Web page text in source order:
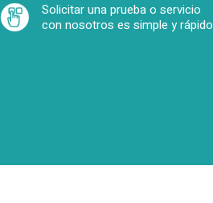
Solicitar una prueba o servicio
con nosotros es simple y rápido